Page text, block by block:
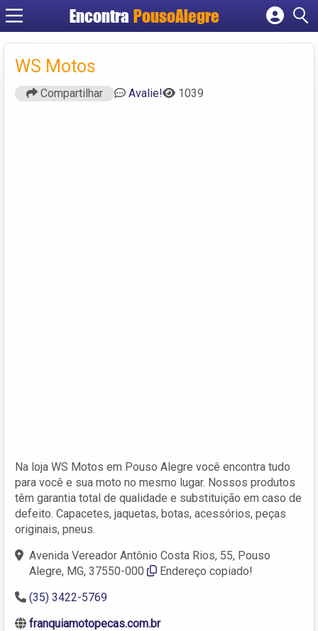
Encontra PousoAlegre
Cadastrar empresa
WS Motos
Compartilhar Avalie! 1039
Na loja WS Motos em Pouso Alegre você encontra tudo
para você e sua moto no mesmo lugar. Nossos produtos
têm garantia total de qualidade e substituição em caso de
defeito. Capacetes, jaquetas, botas, acessórios, peças
originais, pneus.
Avenida Vereador Antônio Costa Rios, 55, Pouso
Alegre, MG, 37550-000‎
Endereço copiado!
(35) 3422-5769
franquiamotopecas.com.br